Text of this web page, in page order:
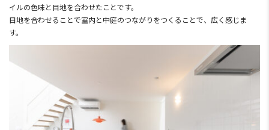
イルの色味と目地を合わせたことです。
目地を合わせることで室内と中庭のつながりをつくることで、広く感じま
す。